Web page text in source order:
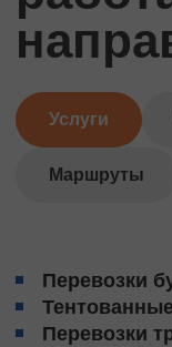
Услуги
Маршруты
Перевозки
Перевозки